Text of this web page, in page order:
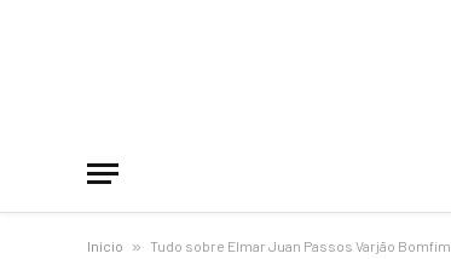
Início » Tudo sobre Elmar Juan Passos Varjão Bomfim